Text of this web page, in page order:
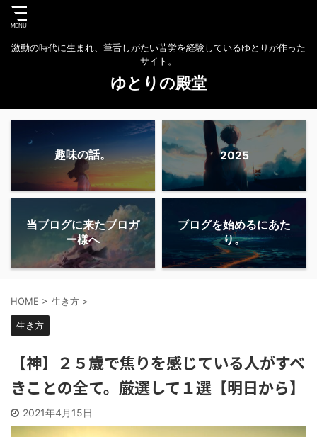
激動の時代に生まれ、筆舌しがたい苦労を経験しているゆとりが作った
サイト。
ゆとりの殿堂
趣味の話。 2025
当ブログに来たブロガ
ー様へ
ブログを始めるにあた
り。
HOME > 生き方 >
生き方
【神】２５歳で焦りを感じている人がすべ
きことの全て。厳選して１選【明日から】
2021年4月15日